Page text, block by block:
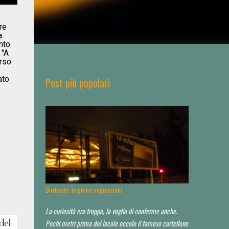
Post più popolari
Birrbante, le prime impressioni
La curiosità era troppa, la voglia di conferme anche.
Pochi metri prima del locale eccolo il famoso cartellone